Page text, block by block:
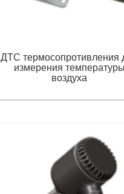
ДТС термосопротивления
измерения температуры
воздуха